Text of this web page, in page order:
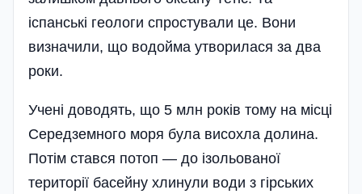
іспанські геологи спростували це. Вони
визначили, що водойма утворилася за два
роки.
Учені доводять, що 5 млн років тому на місці
Середземного моря була висохла долина.
Потім стався потоп — до ізольованої
території басейну хлинули води з гірських